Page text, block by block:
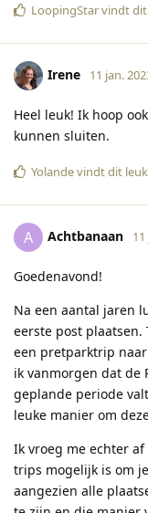
LoopingStarvindt
Irene 11 jan.
Heel leuk! Ik hoop
kunnen sluiten.
Yolandevindt dit leuk
A Achtbanaan
Goedenavond!
Na een aantal jaren
eerste post plaatsen.
een pretparktrip
ik vanmorgen dat de
geplande periode
leuke manier om
Ik vroeg me echter
trips mogelijk is om
aangezien alle